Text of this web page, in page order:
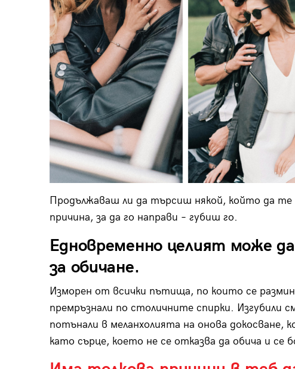
Продължаваш ли да търсиш някой, който да те
причина, за да го направи – губиш го.
Едновременно целият може
за обичане.
Изморен от всички пътища, по които се
премръзнали по столичните спирки. Изгубили
потънали в меланхолията на онова докосване,
като сърце, което не се отказва да обича и се